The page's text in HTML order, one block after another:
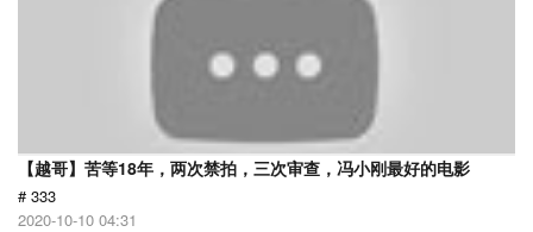
【越哥】苦等18年，两次禁拍，三次审查，冯小刚最好的电影
# 333
2020-10-10 04:31